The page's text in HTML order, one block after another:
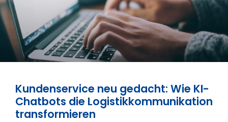
Kundenservice neu gedacht: Wie KI-
Chatbots die Logistikkommunikation
transformieren